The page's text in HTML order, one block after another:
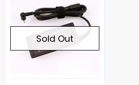
Sold Out